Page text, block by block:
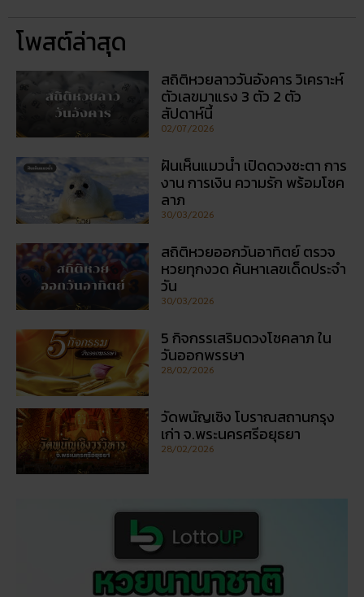
สถิติหวยออกวันอาทิตย์ ตรวจ
หวยทุกงวด ค้นหาเลขเด็ดประจำ
วัน
5 กิจกรรเสริมดวงโชคลาภ ใน
วันออกพรรษา
28/02/2026
วัดพนัญเชิง โบราณสถานกรุง
เก่า จ.พระนครศรีอยุธยา
28/02/2026